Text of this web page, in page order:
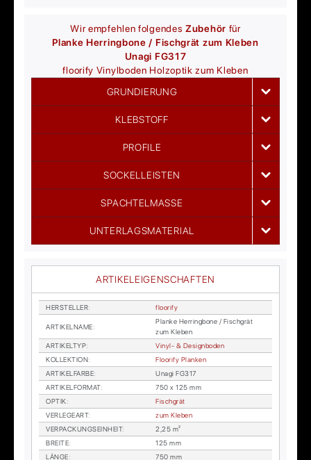
Wir empfehlen folgendesZubehör für
Planke Herringbone / Fischgrät zum Kleben
Unagi FG317
floorify Vinylboden Holzoptik zum Kleben
GRUNDIERUNG
KLEBSTOFF
PROFILE
SOCKELLEISTEN
SPACHTELMASSE
UNTERLAGSMATERIAL
ARTIKELEIGENSCHAFTEN
HER­STEL­LER: floo­ri­fy
AR­TI­KEL­NA­ME:
Plan­ke Her­ring­bo­ne / Fisch­grät
zum Kle­ben
AR­TI­KEL­TYP:
Vi­nyl- & De­sign­bo­den
KOL­LEK­TI­ON:
Floo­ri­fy Plan­ken
AR­TI­KEL­FAR­BE:
Un­agi FG317
AR­TI­KEL­FOR­MAT:
750 x 125 mm
OP­TIK:
Fisch­grät
VER­LE­GE­ART:
zum Kle­ben
VER­PA­CKUNGS­EIN­HEIT:
2,25 m²
BREI­TE:
125 mm
LÄN­GE:
750 mm